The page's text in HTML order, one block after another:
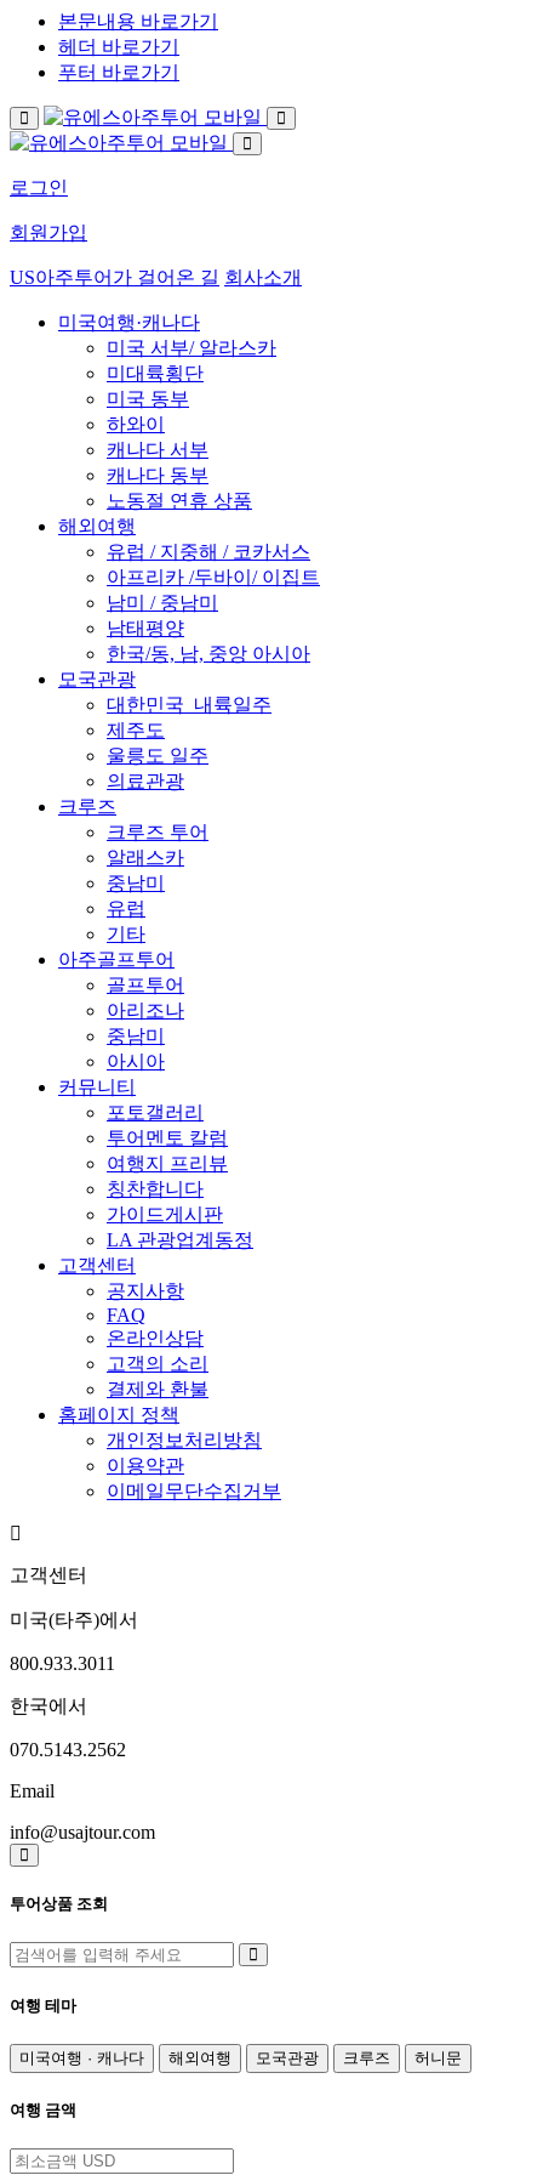
본문내용 바로가기
헤더 바로가기
푸터 바로가기
로그인
회원가입
US아주투어가 걸어온 길 회사소개
미국여행·캐나다
미국 서부/ 알라스카
미대륙횡단
미국 동부
하와이
캐나다 서부
캐나다 동부
노동절 연휴 상품
해외여행
유럽 / 지중해 / 코카서스
아프리카 /두바이/ 이집트
남미 / 중남미
남태평양
한국/동, 남, 중앙 아시아
모국관광
대한민국_내륙일주
제주도
울릉도 일주
의료관광
크루즈
크루즈 투어
알래스카
중남미
유럽
기타
아주골프투어
골프투어
아리조나
중남미
아시아
커뮤니티
포토갤러리
투어멘토 칼럼
여행지 프리뷰
칭찬합니다
가이드게시판
LA 관광업계동정
고객센터
공지사항
FAQ
온라인상담
고객의 소리
결제와 환불
홈페이지 정책
개인정보처리방침
이용약관
이메일무단수집거부
고객센터
미국(타주)에서
800.933.3011
한국에서
070.5143.2562
Email
info@usajtour.com
투어상품 조회
여행 테마
미국여행 · 캐나다 해외여행 모국관광 크루즈 허니문
여행 금액